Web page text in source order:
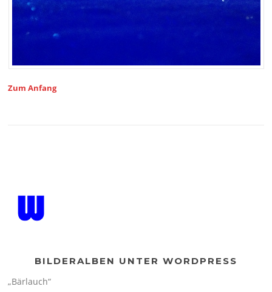
Zum Anfang
BILDERALBEN UNTER WORDPRESS
„Bärlauch“